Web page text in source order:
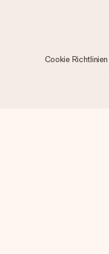
Cookie Richtlinien